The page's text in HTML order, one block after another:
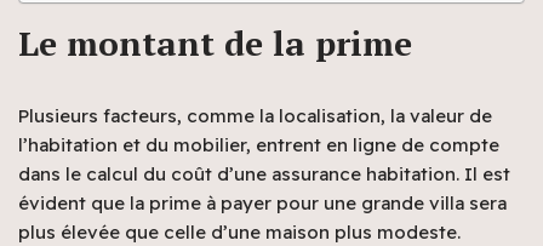
Le montant de la prime
Plusieurs facteurs, comme la localisation, la valeur de
l’habitation et du mobilier, entrent en ligne de compte
dans le calcul du coût d’une assurance habitation. Il est
évident que la prime à payer pour une grande villa sera
plus élevée que celle d’une maison plus modeste.